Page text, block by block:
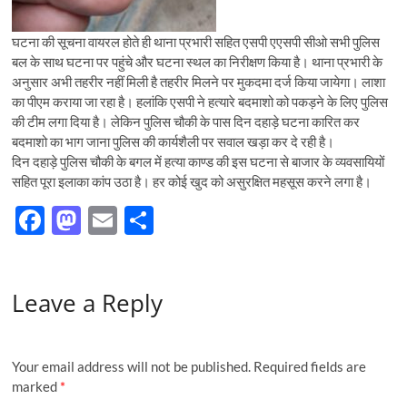
घटना की सूचना वायरल होते ही थाना प्रभारी सहित एसपी एएसपी सीओ सभी पुलिस
बल के साथ घटना पर पहुंचे और घटना स्थल का निरीक्षण किया है। थाना प्रभारी के
अनुसार अभी तहरीर नहीं मिली है तहरीर मिलने पर मुकदमा दर्ज किया जायेगा। लाशा
का पीएम कराया जा रहा है। हलांकि एसपी ने हत्यारे बदमाशो को पकड़ने के लिए पुलिस
की टीम लगा दिया है। लेकिन पुलिस चौकी के पास दिन दहाड़े घटना कारित कर
बदमाशो का भाग जाना पुलिस की कार्यशैली पर सवाल खड़ा कर दे रही है।
दिन दहाड़े पुलिस चौकी के बगल में हत्या काण्ड की इस घटना से बाजार के व्यवसायियों
सहित पूरा इलाका कांप उठा है। हर कोई खुद को असुरक्षित महसूस करने लगा है।
F
b
o
M
d
n
E
e
Leave a Reply
Your email address will not be published. Required fields are
marked *